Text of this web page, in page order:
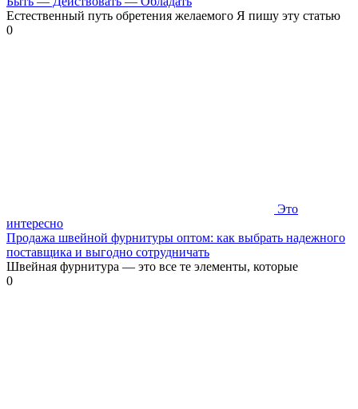
Естественный путь обретения желаемого Я пишу эту статью
0
Это
интересно
Продажа швейной фурнитуры оптом: как выбрать надежного
поставщика и выгодно сотрудничать
Швейная фурнитура — это все те элементы, которые
0